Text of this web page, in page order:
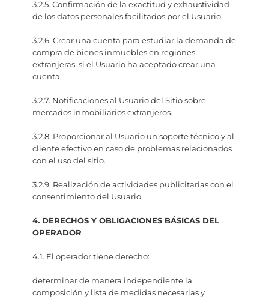
3.2.5. Confirmación de la exactitud y exhaustividad
de los datos personales facilitados por el Usuario.
3.2.6. Crear una cuenta para estudiar la demanda de
compra de bienes inmuebles en regiones
extranjeras, si el Usuario ha aceptado crear una
cuenta.
3.2.7. Notificaciones al Usuario del Sitio sobre
mercados inmobiliarios extranjeros.
3.2.8. Proporcionar al Usuario un soporte técnico y al
cliente efectivo en caso de problemas relacionados
con el uso del sitio.
3.2.9. Realización de actividades publicitarias con el
consentimiento del Usuario.
4. DERECHOS Y OBLIGACIONES BÁSICAS DEL
OPERADOR
4.1. El operador tiene derecho:
determinar de manera independiente la
composición y lista de medidas necesarias y